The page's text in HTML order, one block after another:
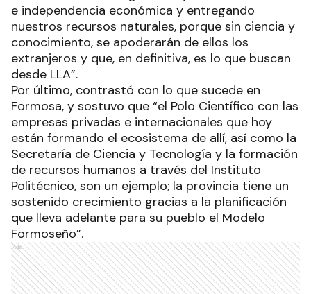
e independencia económica y entregando
nuestros recursos naturales, porque sin ciencia y
conocimiento, se apoderarán de ellos los
extranjeros y que, en definitiva, es lo que buscan
desde LLA”.
Por último, contrastó con lo que sucede en
Formosa, y sostuvo que “el Polo Científico con las
empresas privadas e internacionales que hoy
están formando el ecosistema de allí, así como la
Secretaría de Ciencia y Tecnología y la formación
de recursos humanos a través del Instituto
Politécnico, son un ejemplo; la provincia tiene un
sostenido crecimiento gracias a la planificación
que lleva adelante para su pueblo el Modelo
Formoseño”.
Ads